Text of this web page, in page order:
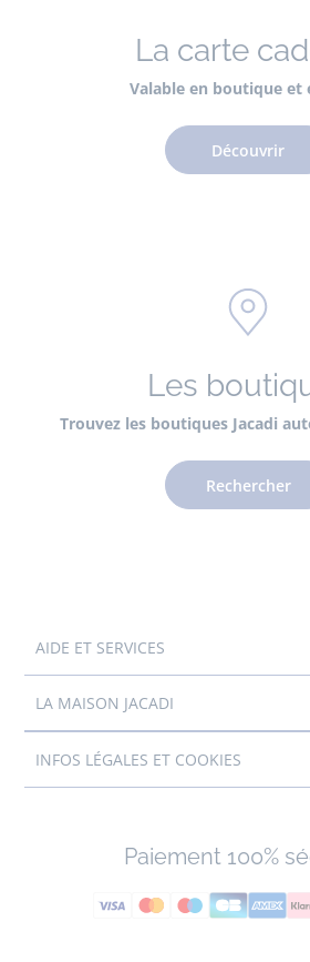
La carte
Valable en boutique et
Découvrir
Les
Trouvez les boutiques Jacadi
Rechercher
AIDE ET SERVICES
LA MAISON JACADI
INFOS LÉGALES ET COOKIES
Paiement 100%